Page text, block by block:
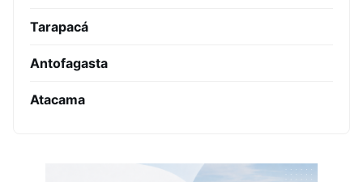
Tarapacá
Antofagasta
Atacama